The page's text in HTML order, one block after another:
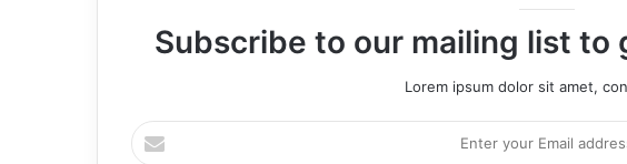
Subscribe to our mailing list to
Lorem ipsum dolor sit amet,
Enter
your